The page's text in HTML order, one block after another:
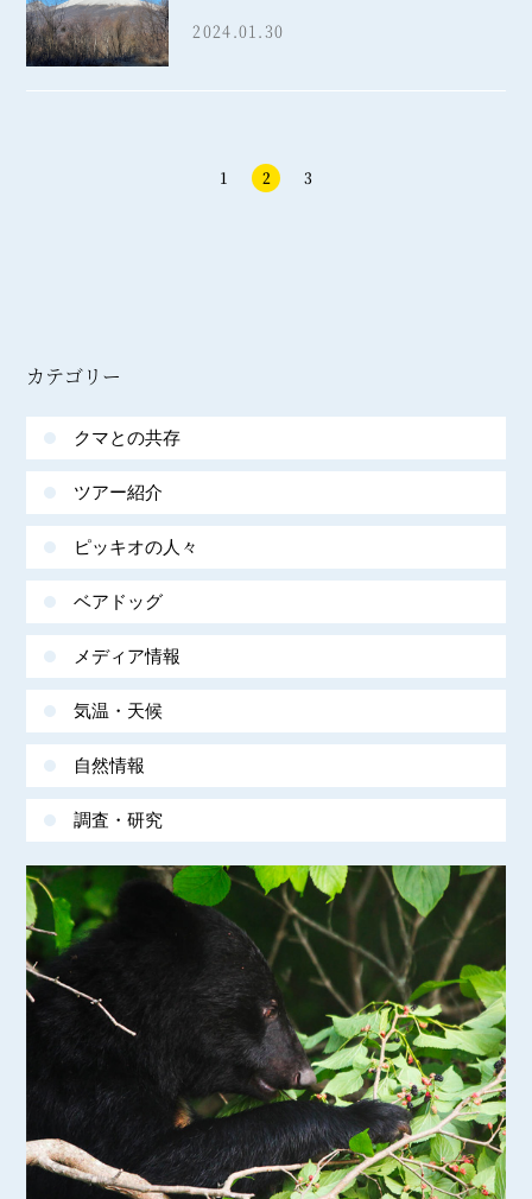
2024.01.30
1 2 3
カテゴリー
クマとの共存
ツアー紹介
ピッキオの人々
ベアドッグ
メディア情報
気温・天候
自然情報
調査・研究